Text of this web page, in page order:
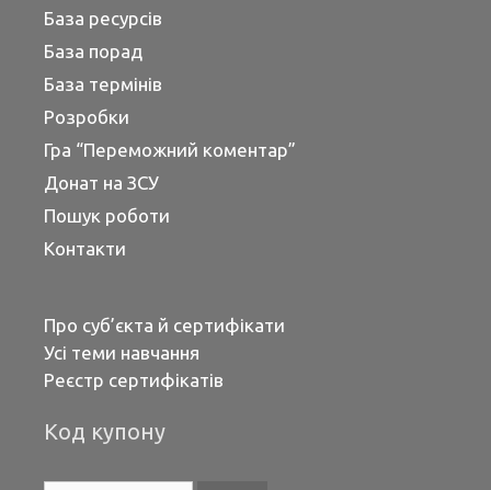
База ресурсів
База порад
База термінів
Розробки
Гра “Переможний коментар”
Донат на ЗСУ
Пошук роботи
Контакти
Про суб’єкта й сертифікати
Усі теми навчання
Реєстр сертифікатів
Код купону